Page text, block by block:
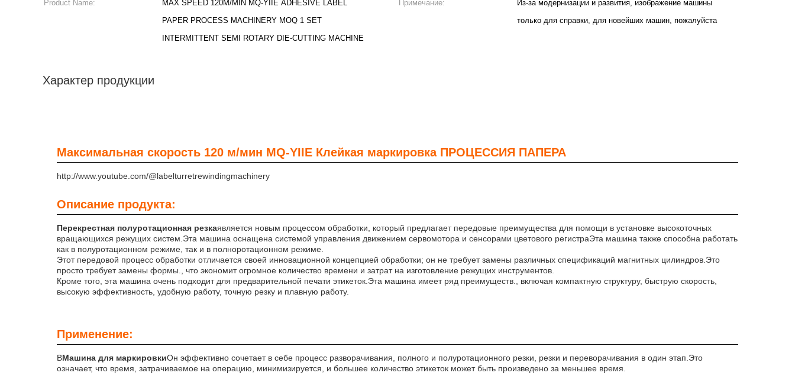
Product Name:
MAX SPEED 120M/MIN MQ-YIIE ADHESIVE LABEL
PAPER PROCESS MACHINERY MOQ 1 SET
INTERMITTENT SEMI ROTARY DIE-CUTTING MACHINE
Примечание:
Из-за модернизации и развития, изображение машины
только для справки, для новейших машин, пожалуйста
Характер продукции
Максимальная скорость 120 м/мин MQ-YIIE Клейкая маркировка ПРОЦЕССИЯ ПАПЕРА
http://www.youtube.com/@labelturretrewindingmachinery
Описание продукта:
Перекрестная полуротационная резкаявляется новым процессом обработки, который предлагает передовые преимущества для помощи в установке высокоточных
вращающихся режущих систем.Эта машина оснащена системой управления движением сервомотора и сенсорами цветового регистраЭта машина также способна работать
как в полуротационном режиме, так и в полноротационном режиме.
Этот передовой процесс обработки отличается своей инновационной концепцией обработки; он не требует замены различных спецификаций магнитных цилиндров.Это
просто требует замены формы., что экономит огромное количество времени и затрат на изготовление режущих инструментов.
Кроме того, эта машина очень подходит для предварительной печати этикеток.Эта машина имеет ряд преимуществ., включая компактную структуру, быструю скорость,
высокую эффективность, удобную работу, точную резку и плавную работу.
Применение:
ВМашина для маркировкиОн эффективно сочетает в себе процесс разворачивания, полного и полуротационного резки, резки и переворачивания в один этап.Это
означает, что время, затрачиваемое на операцию, минимизируется, и большее количество этикеток может быть произведено за меньшее время.